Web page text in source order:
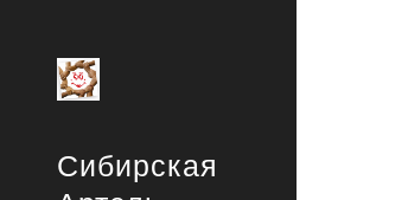
Сибирская